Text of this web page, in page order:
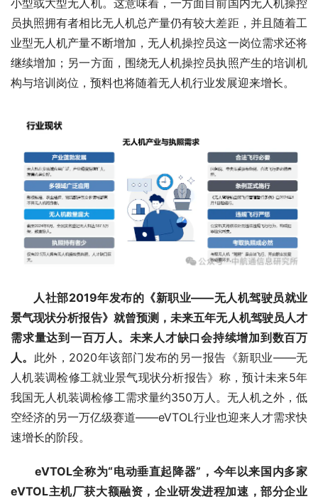
小型或大型无人机。这意味着，一方面目前国内无人机操控
员执照拥有者相比无人机总产量仍有较大差距，并且随着工
业型无人机产量不断增加，无人机操控员这一岗位需求还将
继续增加；另一方面，围绕无人机操控员执照产生的培训机
构与培训岗位，预料也将随着无人机行业发展迎来增长。
人社部2019年发布的《新职业——无人机驾驶员就业
景气现状分析报告》就曾预测，未来五年无人机驾驶员人才
需求量达到一百万人。未来人才缺口会持续增加到数百万
人。 此外，2020年该部门发布的另一报告《新职业——无
人机装调检修工就业景气现状分析报告》称，预计未来5年
我国无人机装调检修工需求量约350万人。无人机之外，低
空经济的另一万亿级赛道——eVTOL行业也迎来人才需求快
速增长的阶段。
eVTOL全称为“电动垂直起降器”，今年以来国内多家
eVTOL主机厂获大额融资，企业研发进程加速，部分企业